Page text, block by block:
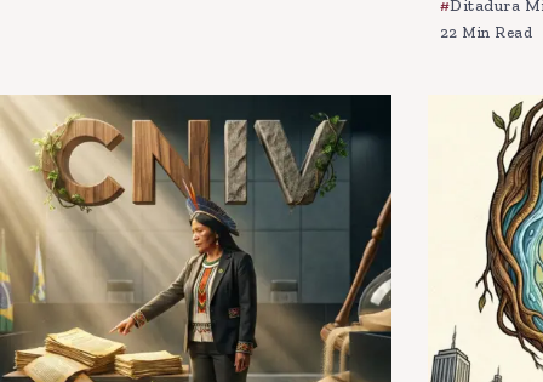
Ditadura
22 Min Read